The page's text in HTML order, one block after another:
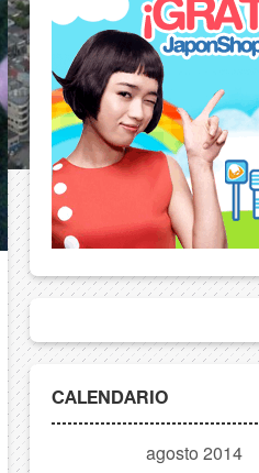
CALENDARIO
agosto 2014